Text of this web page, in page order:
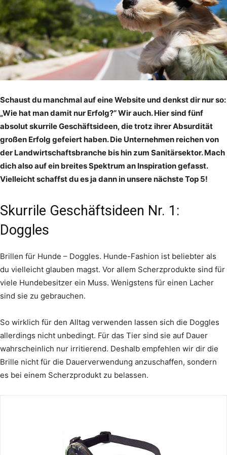
Schaust du manchmal auf eine Website und denkst dir nur so:
„Wie hat man damit nur Erfolg?“ Wir auch. Hier sind fünf
absolut skurrile Geschäftsideen, die trotz ihrer Absurdität
großen Erfolg gefeiert haben. Die Unternehmen reichen von
der Landwirtschaftsbranche bis hin zum Sanitärsektor. Mach
dich also auf ein breites Spektrum an Inspiration gefasst.
Vielleicht schaffst du es ja dann in unsere nächste Top 5!
Skurrile Geschäftsideen Nr. 1:
Doggles
Brillen für Hunde – Doggles. Hunde-Fashion ist beliebter als
du vielleicht glauben magst. Vor allem Scherzprodukte sind für
viele Hundebesitzer ein Muss. Wenigstens für einen Lacher
sind sie zu gebrauchen.
So wirklich für den Alltag verwenden lassen sich die Doggles
allerdings nicht unbedingt. Für das Tier sind sie auf Dauer
wahrscheinlich nur irritierend. Deshalb empfehlen wir dir die
Brille nicht für die Dauerverwendung anzuschaffen, sondern
es bei einem Scherzprodukt zu belassen.